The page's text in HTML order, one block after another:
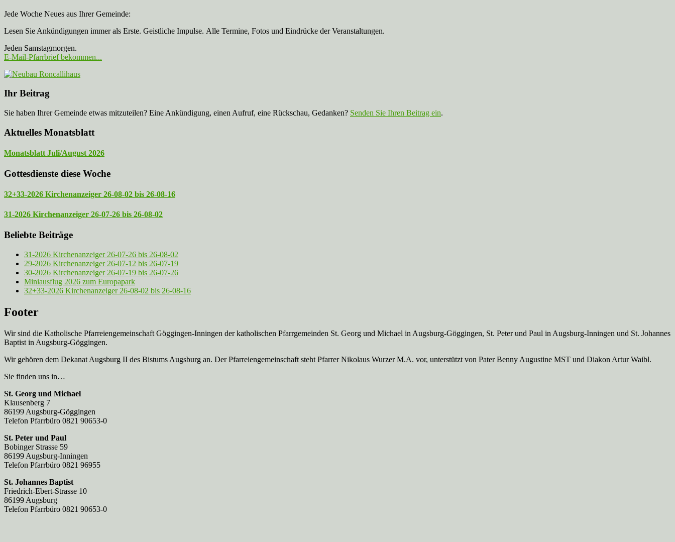
Jede Woche Neues aus Ihrer Gemeinde:
Lesen Sie Ankündigungen immer als Erste. Geistliche Impulse. Alle Termine, Fotos und Eindrücke der Veranstaltungen.
Jeden Samstagmorgen.
E-Mail-Pfarrbrief bekommen...
Ihr Beitrag
Sie haben Ihrer Gemeinde etwas mitzuteilen? Eine Ankündigung, einen Aufruf, eine Rückschau, Gedanken? Senden Sie Ihren Beitrag ein.
Aktuelles Monatsblatt
Monatsblatt Juli/August 2026
Gottesdienste diese Woche
32+33-2026 Kirchenanzeiger 26-08-02 bis 26-08-16
31-2026 Kirchenanzeiger 26-07-26 bis 26-08-02
Beliebte Beiträge
31-2026 Kirchenanzeiger 26-07-26 bis 26-08-02
29-2026 Kirchenanzeiger 26-07-12 bis 26-07-19
30-2026 Kirchenanzeiger 26-07-19 bis 26-07-26
Miniausflug 2026 zum Europapark
32+33-2026 Kirchenanzeiger 26-08-02 bis 26-08-16
Footer
Wir sind die Katholische Pfarreien­gemeinschaft Göggingen-Inningen der katholischen Pfarrgemeinden St. Georg und Michael in Augsburg-Göggingen, St. Peter und Paul in Augsburg-Inningen und St. Johannes
Baptist in Augsburg-Göggingen.
Wir gehören dem Dekanat Augsburg II des Bistums Augsburg an. Der Pfarreien­gemeinschaft steht Pfarrer Nikolaus Wurzer M.A. vor, unterstützt von Pater Benny Augustine MST und Diakon Artur Waibl.
Sie finden uns in…
St. Georg und Michael
Klausenberg 7
86199 Augsburg-Göggingen
Telefon Pfarrbüro 0821 90653-0
St. Peter und Paul
Bobinger Strasse 59
86199 Augsburg-Inningen
Telefon Pfarrbüro 0821 96955
St. Johannes Baptist
Friedrich-Ebert-Strasse 10
86199 Augsburg
Telefon Pfarrbüro 0821 90653-0